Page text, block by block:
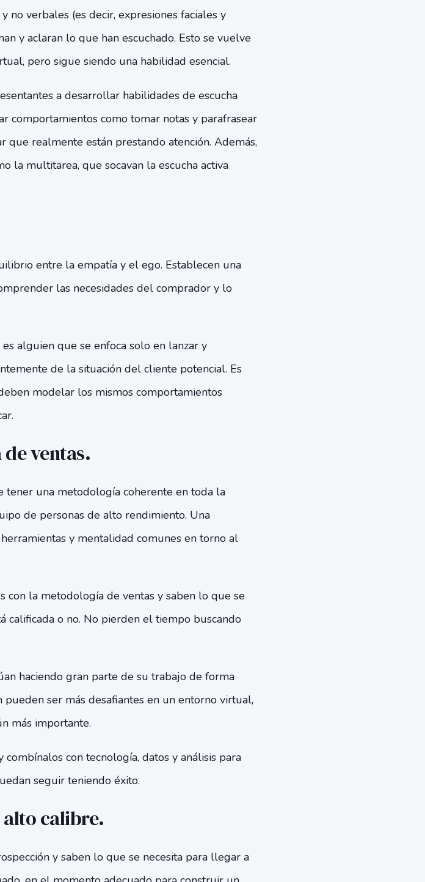
no verbales (es decir, expresiones faciales y
y aclaran lo que han escuchado. Esto se vuelve
pero sigue siendo una habilidad esencial.
a desarrollar habilidades de escucha
comportamientos como tomar notas y parafrasear
realmente están prestando atención. Además,
la multitarea, que socavan la escucha activa
entre la empatía y el ego. Establecen una
las necesidades del comprador y lo
alguien que se enfoca solo en lanzar y
de la situación del cliente potencial. Es
modelar los mismos comportamientos
ventas.
tener una metodología coherente en toda la
de personas de alto rendimiento. Una
y mentalidad comunes en torno al
con la metodología de ventas y saben lo que se
calificada o no. No pierden el tiempo buscando
haciendo gran parte de su trabajo de forma
ser más desafiantes en un entorno virtual,
más importante.
con tecnología, datos y análisis para
seguir teniendo éxito.
calibre.
y saben lo que se necesita para llegar a